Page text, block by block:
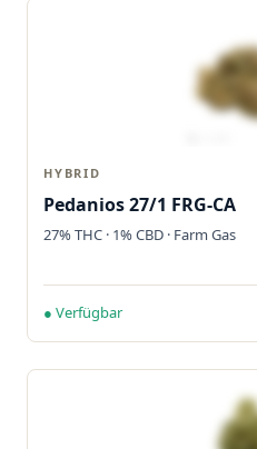
HYBRID
Pedanios 27/1 FRG-CA
27% THC · 1% CBD · Farm Gas
● Verfügbar